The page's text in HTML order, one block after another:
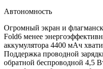
Автономность
Огромный экран и
Fold6 менее
аккумулятора 4400 мАч
Поддержка проводной
обратной беспроводной 4,5